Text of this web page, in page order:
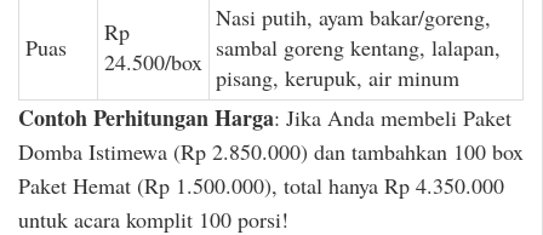
Puas
Rp
24.500/box
Nasi putih, ayam bakar/goreng,
sambal goreng kentang, lalapan,
pisang, kerupuk, air minum
Contoh Perhitungan Harga: Jika Anda membeli Paket
Domba Istimewa (Rp 2.850.000) dan tambahkan 100 box
Paket Hemat (Rp 1.500.000), total hanya Rp 4.350.000
untuk acara komplit 100 porsi!